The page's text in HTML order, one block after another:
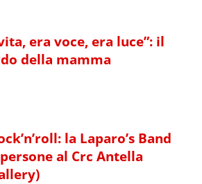
era voce, era luce”: il
della mamma
la Laparo’s Band
al Crc Antella